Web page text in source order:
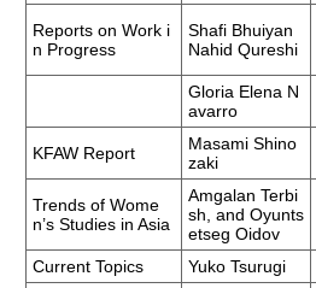
Reports on Work i
n Progress
Shafi Bhuiyan
Nahid Qureshi
Gloria Elena N
avarro
KFAW Report
Masami Shino
zaki
Trends of Wome
n’s Studies in Asia
Amgalan Terbi
sh, and Oyunts
etseg Oidov
Current Topics Yuko Tsurugi